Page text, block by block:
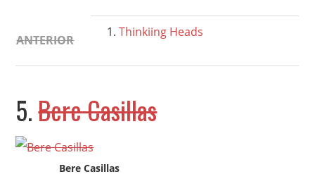
ANTERIOR
Thinkiing Heads
5.Bere Casillas
Bere Casillas